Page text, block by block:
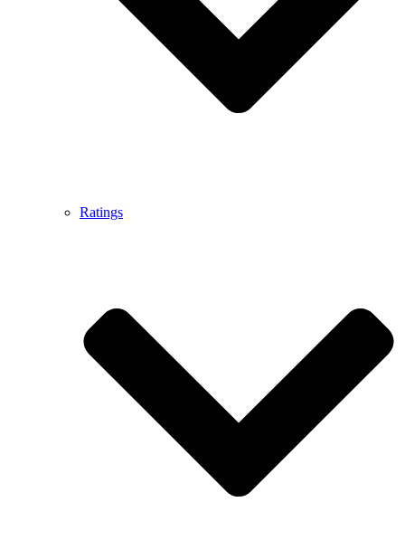
Ratings